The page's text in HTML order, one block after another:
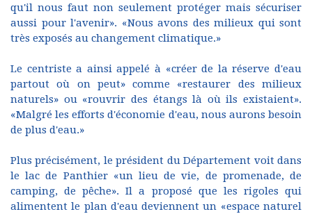
qu'il nous faut non seulement protéger mais sécuriser
aussi pour l'avenir». «Nous avons des milieux qui sont
très exposés au changement climatique.»
Le centriste a ainsi appelé à «créer de la réserve d'eau
partout où on peut» comme «restaurer des milieux
naturels» ou «rouvrir des étangs là où ils existaient».
«Malgré les efforts d'économie d'eau, nous aurons besoin
de plus d'eau.»
Plus précisément, le président du Département voit dans
le lac de Panthier «un lieu de vie, de promenade, de
camping, de pêche». Il a proposé que les rigoles qui
alimentent le plan d'eau deviennent un «espace naturel